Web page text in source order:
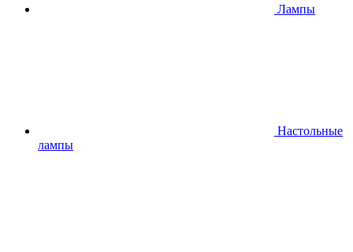
Лампы
Настольные
лампы